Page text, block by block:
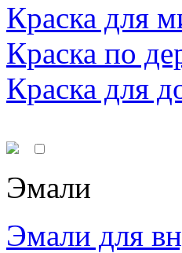
Краска для
Краска по
Краска для
Эмали
Эмали для